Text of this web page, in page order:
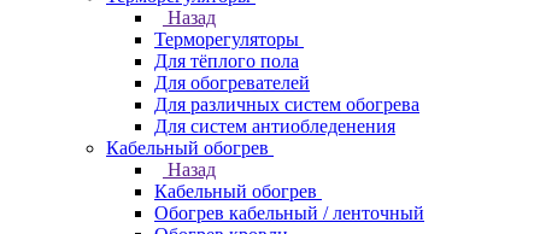
Назад
Терморегуляторы
Для тёплого пола
Для обогревателей
Для различных систем обогрева
Для систем антиобледенения
Кабельный обогрев
Назад
Кабельный обогрев
Обогрев кабельный / ленточный